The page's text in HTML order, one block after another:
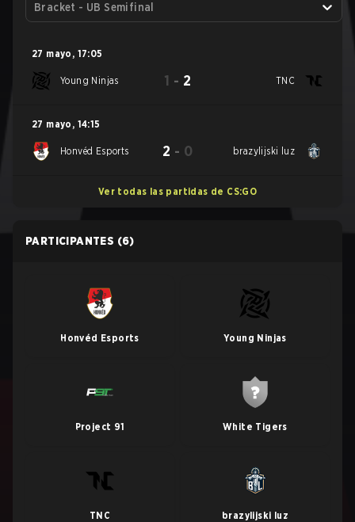
Bracket - UB Semifinal
27 mayo , 17:05
Young Ninjas 1 - 2 TNC
27 mayo , 14:15
Honvéd Esports 2 - 0 brazylijski luz
Ver todas las partidas de CS:GO
PARTICIPANTES (6)
Honvéd Esports Young Ninjas
Project 91 White Tigers
TNC brazylijski luz